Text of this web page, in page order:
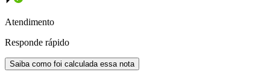
Atendimento
Responde rápido
Saiba como foi calculada essa nota